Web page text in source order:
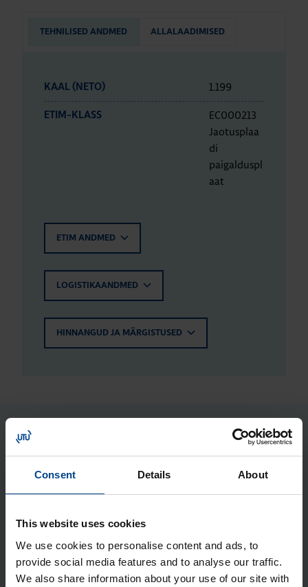
Consent Details About
This website uses cookies
We use cookies to personalise content and ads, to
provide social media features and to analyse our traffic.
We also share information about your use of our site with
TEHNILISED ANDMED ALLALAADIMISED
KAAL (NETO) 1.199
ETIM-KLASS
EC000213
Jaotusplaa
di
paigalduspl
aat
ETIM ANDMED
LOGISTIKAANDMED
HINNANGUD JA MÄRGISTUSED
Seotud tooted
Jao­tus­kilp Orion Plus, aknaga,
650x400x200 mm, metall, IP65
Tootekood: FL167A
Jao­tus­kilp Orion Plus, 650x400x200
mm, polües­ter, IP65
Tootekood: FL216B